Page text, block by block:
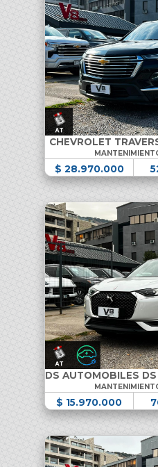
CHEVROLET
$ 28.970.000
DS AUTOMOBILES DS
$ 15.970.000